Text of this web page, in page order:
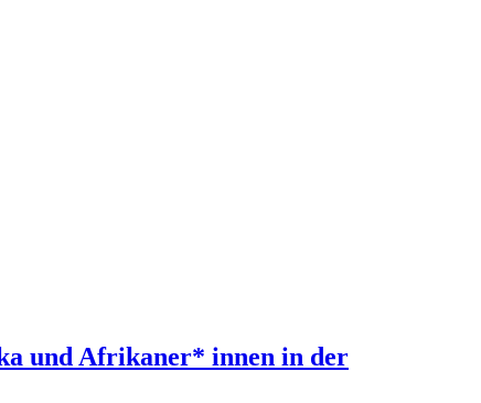
und Afrikaner* innen in der